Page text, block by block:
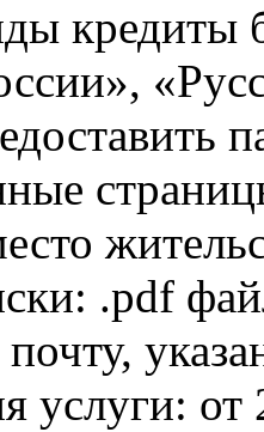
кредиты
.pdf
услуги: от